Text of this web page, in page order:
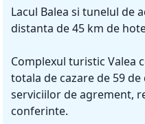
Lacul Balea si tunelul de
distanta de 45 km de
Complexul turistic Valea
totala de cazare de 59
serviciilor de agrement,
conferinte.